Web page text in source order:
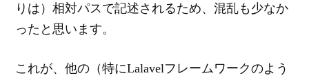
りは）相対パスで記述されるため、混乱も少なか
ったと思います。
これが、他の（特にLalavelフレームワークのよう